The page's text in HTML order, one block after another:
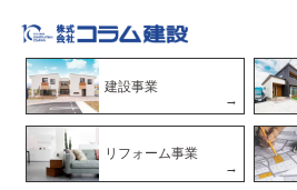
建設事業
リフォーム事業